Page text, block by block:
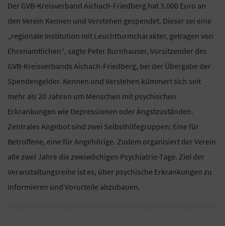
Der GVB-Kreisverband Aichach-Friedberg hat 3.000 Euro an
den Verein Kennen und Verstehen gespendet. Dieser sei eine
„regionale Institution mit Leuchtturmcharakter, getragen von
Ehrenamtlichen“, sagte Peter Burnhauser, Vorsitzender des
GVB-Kreisverbands Aichach-Friedberg, bei der Übergabe der
Spendengelder. Kennen und Verstehen kümmert sich seit
mehr als 20 Jahren um Menschen mit psychischen
Erkrankungen wie Depressionen oder Angstzuständen.
Zentrales Angebot sind zwei Selbsthilfegruppen: Eine für
Betroffene, eine für Angehörige. Zudem organisiert der Verein
alle zwei Jahre die zweiwöchigen Psychiatrie-Tage. Ziel der
Veranstaltungsreihe ist es, über psychische Erkrankungen zu
informieren und Vorurteile abzubauen.